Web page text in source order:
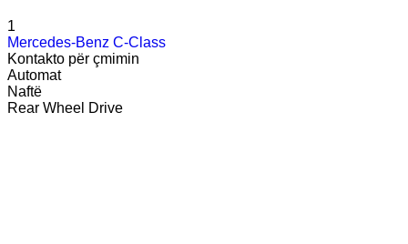
1
Mercedes-Benz C-Class
Kontakto për çmimin
Automat
Naftë
Rear Wheel Drive